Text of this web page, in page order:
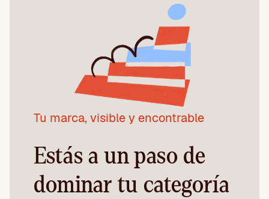
Tu marca, visible y encontrable
Estás a un paso de
dominar tu categoría